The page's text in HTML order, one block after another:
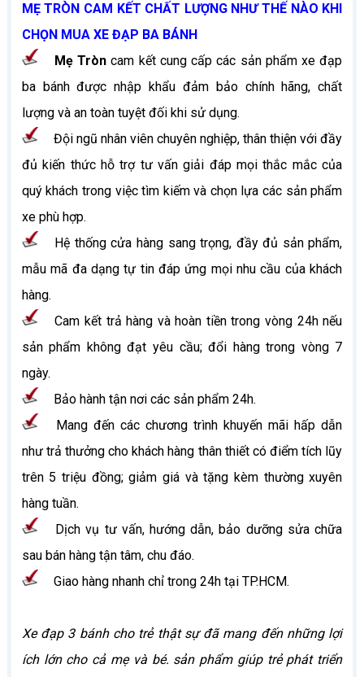
MẸ TRÒN CAM KẾT CHẤT LƯỢNG NHƯ THẾ NÀO KHI
CHỌN MUA XE ĐẠP BA BÁNH
Mẹ Tròn cam kết cung cấp các sản phẩm xe đạp
ba bánh được nhập khẩu đảm bảo chính hãng, chất
lượng và an toàn tuyệt đối khi sử dụng.
Đội ngũ nhân viên chuyên nghiệp, thân thiện với đầy
đủ kiến thức hỗ trợ tư vấn giải đáp mọi thắc mắc của
quý khách trong việc tìm kiếm và chọn lựa các sản phẩm
xe phù hợp.
Hệ thống cửa hàng sang trọng, đầy đủ sản phẩm,
mẫu mã đa dạng tự tin đáp ứng mọi nhu cầu của khách
hàng.
Cam kết trả hàng và hoàn tiền trong vòng 24h nếu
sản phẩm không đạt yêu cầu; đổi hàng trong vòng 7
ngày.
Bảo hành tận nơi các sản phẩm 24h.
Mang đến các chương trình khuyến mãi hấp dẫn
như trả thưởng cho khách hàng thân thiết có điểm tích lũy
trên 5 triệu đồng; giảm giá và tặng kèm thường xuyên
hàng tuần.
Dịch vụ tư vấn, hướng dẫn, bảo dưỡng sửa chữa
sau bán hàng tận tâm, chu đáo.
Giao hàng nhanh chỉ trong 24h tại TP.HCM.
Xe đạp 3 bánh cho trẻ thật sự đã mang đến những lợi
ích lớn cho cả mẹ và bé. sản phẩm giúp trẻ phát triển